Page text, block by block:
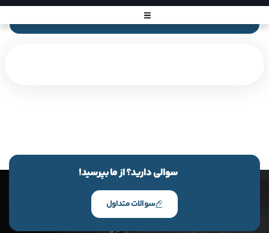
سوالی دارید؟ از ما بپرسید!
سوالات متداول